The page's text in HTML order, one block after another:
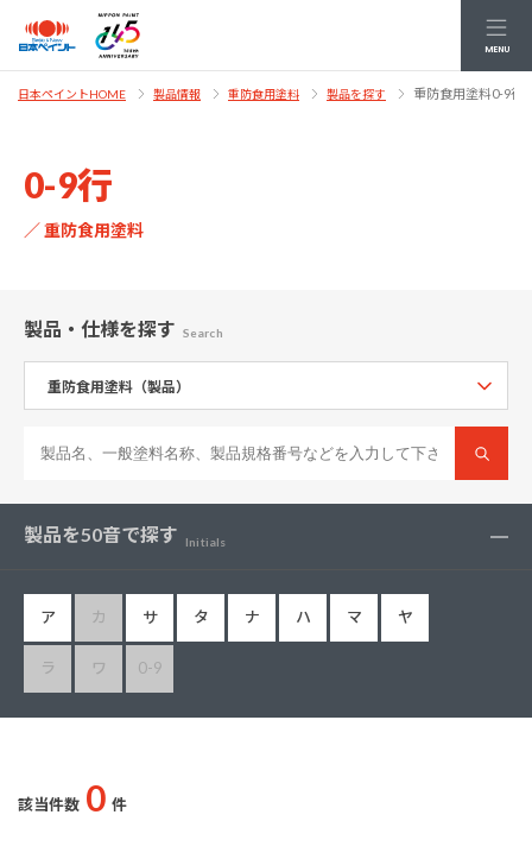
MENU
日本ペイントHOME 製品情報 重防食用塗料 製品を探す 重防食用塗料0-9行
0-9行
／ 重防食用塗料
製品・仕様を探す Search
製品を50音で探す Initials
ア カ サ タ ナ ハ マ ヤ
ラ ワ 0-9
該当件数 0 件